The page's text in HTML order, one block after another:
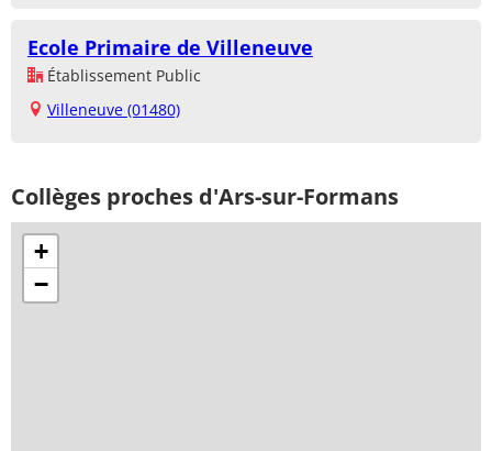
Ecole Primaire de Villeneuve
Établissement Public
Villeneuve (01480)
Collèges proches d'Ars-sur-Formans
+
−